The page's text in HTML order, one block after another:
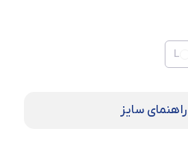
L
راهنمای سایز